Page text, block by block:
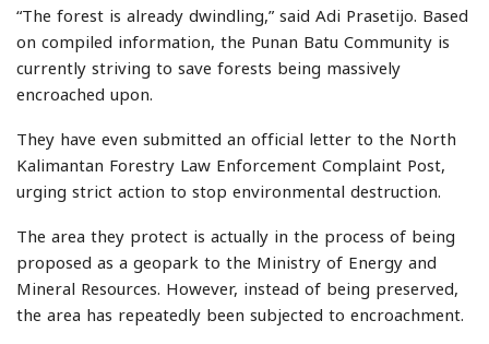
“The forest is already dwindling,” said Adi Prasetijo. Based
on compiled information, the Punan Batu Community is
currently striving to save forests being massively
encroached upon.
They have even submitted an official letter to the North
Kalimantan Forestry Law Enforcement Complaint Post,
urging strict action to stop environmental destruction.
The area they protect is actually in the process of being
proposed as a geopark to the Ministry of Energy and
Mineral Resources. However, instead of being preserved,
the area has repeatedly been subjected to encroachment.